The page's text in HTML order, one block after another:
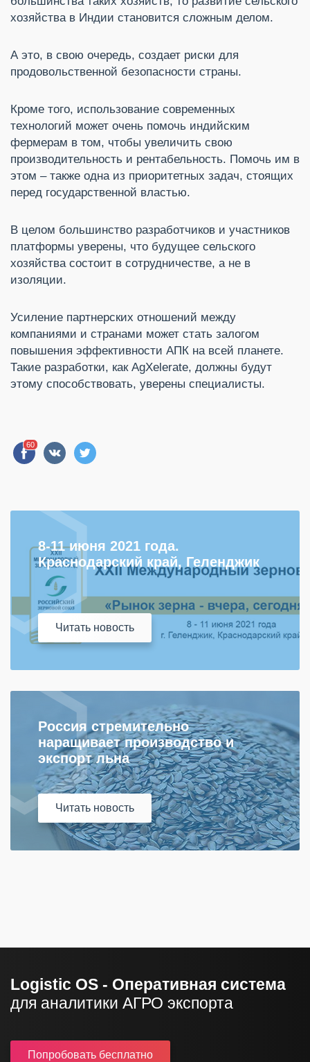
хозяйства в Индии становится сложным делом.
А это, в свою очередь, создает риски для
продовольственной безопасности страны.
Кроме того, использование современных
технологий может очень помочь индийским
фермерам в том, чтобы увеличить свою
производительность и рентабельность. Помочь им в
этом – также одна из приоритетных задач, стоящих
перед государственной властью.
В целом большинство разработчиков и участников
платформы уверены, что будущее сельского
хозяйства состоит в сотрудничестве, а не в
изоляции.
Усиление партнерских отношений между
компаниями и странами может стать залогом
повышения эффективности АПК на всей планете.
Такие разработки, как AgXelerate, должны будут
этому способствовать, уверены специалисты.
60
8-11 июня 2021 года.
Краснодарский край, Геленджик
Читать новость
Россия стремительно
наращивает производство и
экспорт льна
Читать новость
Logistic OS - Оперативная система
для аналитики АГРО экспорта
Попробовать бесплатно